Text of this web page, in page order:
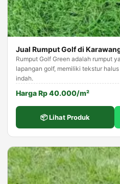
Jual Rumput Golf di
Rumput Golf Green adalah rumput
lapangan golf, memiliki tekstur
indah.
Harga Rp 40.000/m²
📦 Lihat Produk